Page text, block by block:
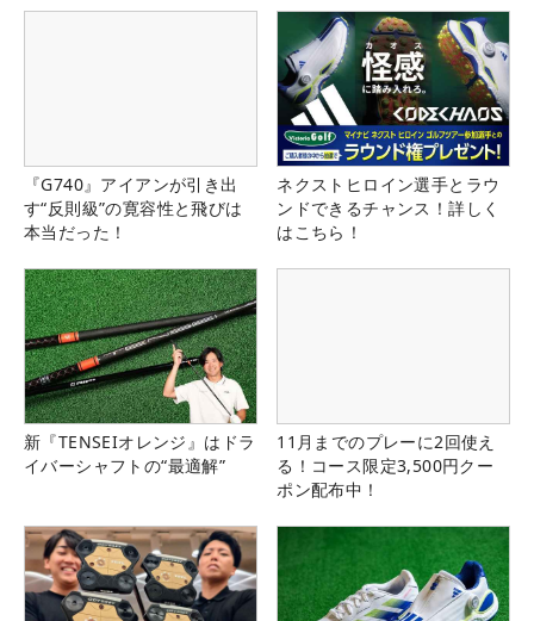
『G740』アイアンが引き出
す“反則級”の寛容性と飛びは
本当だった！
ネクストヒロイン選手とラウ
ンドできるチャンス！詳しく
はこちら！
新『TENSEIオレンジ』はドラ
イバーシャフトの“最適解”
11月までのプレーに2回使え
る！コース限定3,500円クー
ポン配布中！